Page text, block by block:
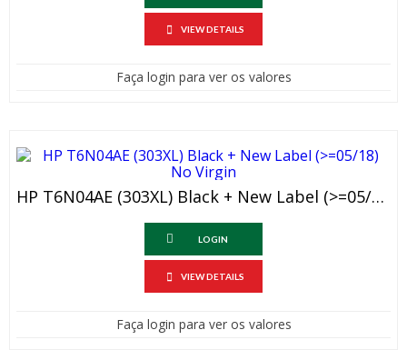
VIEW DETAILS
Faça login para ver os valores
HP T6N04AE (303XL) Black + New Label (>=05/18) No Virgin
LOGIN
VIEW DETAILS
Faça login para ver os valores